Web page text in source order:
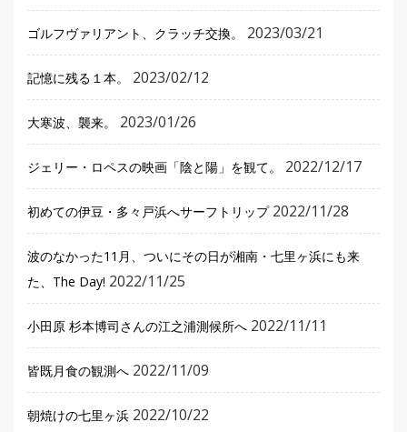
ゴルフヴァリアント、クラッチ交換。 2023/03/21
記憶に残る１本。 2023/02/12
大寒波、襲来。 2023/01/26
ジェリー・ロペスの映画「陰と陽」を観て。 2022/12/17
初めての伊豆・多々戸浜へサーフトリップ 2022/11/28
波のなかった11月、ついにその日が湘南・七里ヶ浜にも来
た、The Day! 2022/11/25
小田原 杉本博司さんの江之浦測候所へ 2022/11/11
皆既月食の観測へ 2022/11/09
朝焼けの七里ヶ浜 2022/10/22